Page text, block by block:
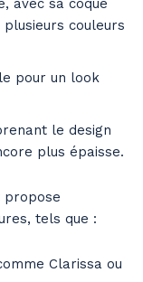
avec sa coque
couleurs
pour un look
le design
plus épaisse.
propose
tels que :
Clarissa ou